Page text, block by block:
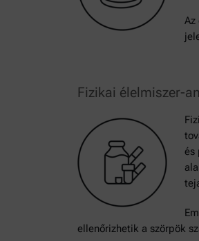
Az
Fizikai élelmiszer-
és
ellenőrizhetik a szörpök